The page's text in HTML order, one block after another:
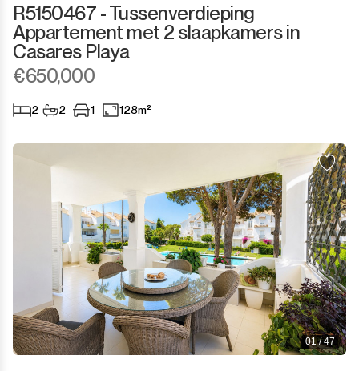
R5150467 - Tussenverdieping
Appartement met 2 slaapkamers in
Casares Playa
€650,000
2 2 1 128m²
01 / 47